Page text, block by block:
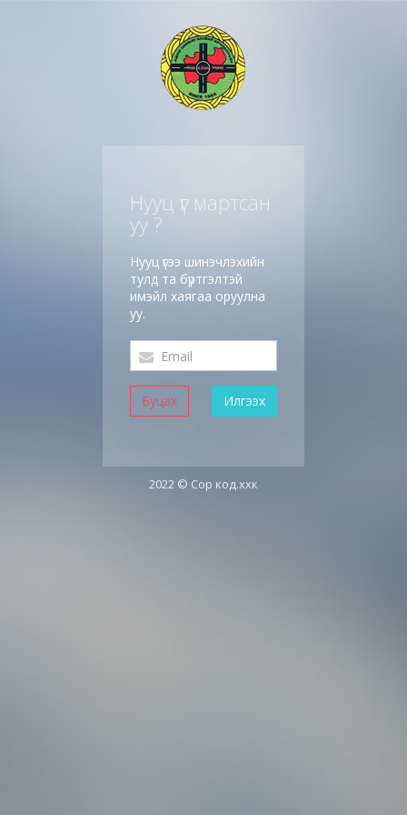
Нууц үг мартсан
уу ?
Нууц үгээ шинэчлэхийн
тулд та бүртгэлтэй
имэйл хаягаа оруулна
уу.
Буцах Илгээх
2022 © Сор код.ххк